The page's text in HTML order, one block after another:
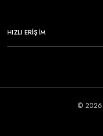
HIZLI ERİŞİM
© 2026